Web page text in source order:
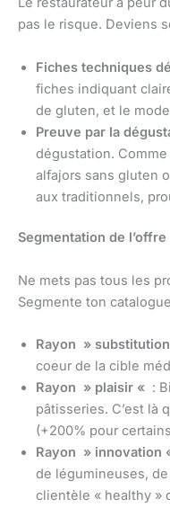
pas le risque. Deviens
Fiches techniques
fiches indiquant
de gluten, et le
Preuve par la
dégustation.
alfajors sans gluten
aux traditionnels,
Segmentation de l’offre
Ne mets pas tous les
Segmente ton
Rayon »
coeur de la cible
Rayon » plaisir « :
pâtisseries. C’est là
(+200% pour
Rayon » innovation
de légumineuses,
clientèle « healthy »